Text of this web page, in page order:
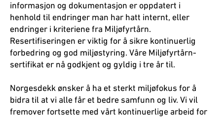
informasjon og dokumentasjon er oppdatert i
henhold til endringer man har hatt internt, eller
endringer i kriteriene fra Miljøfyrtårn.
Resertifiseringen er viktig for å sikre kontinuerlig
forbedring og god miljøstyring. Våre Miljøfyrtårn-
sertifikat er nå godkjent og gyldig i tre år til.
Norgesdekk ønsker å ha et sterkt miljøfokus for å
bidra til at vi alle får et bedre samfunn og liv. Vi vil
fremover fortsette med vårt kontinuerlige arbeid for